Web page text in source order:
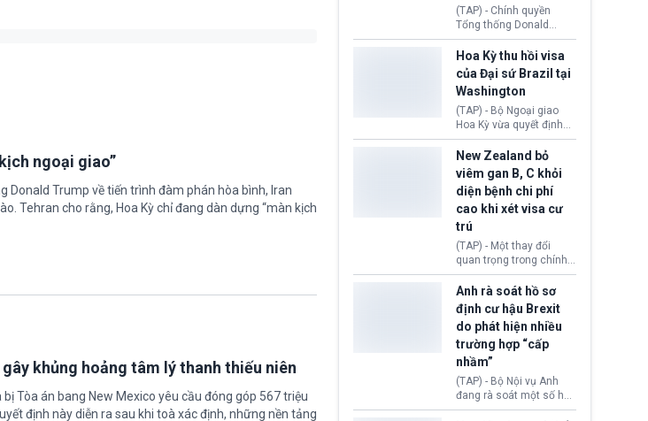
ngoại giao”
Donald Trump về tiến trình đàm phán hòa bình, Iran
Tehran cho rằng, Hoa Kỳ chỉ đang dàn dựng “màn kịch
khủng hoảng tâm lý thanh thiếu niên
Tòa án bang New Mexico yêu cầu đóng góp 567 triệu
định này diễn ra sau khi toà xác định, những nền tảng
(TAP) - Chính quyền
Tổng thống Donald
Trump đã hoàn trả
khoảng 100 tỷ USD thuế
quan từng thu theo Đạo
luật Quyền hạn Kinh tế
Khẩn cấp Quốc tế
(IEEPA). Động thái này
diễn ra sau phán quyết
hồi tháng 2 bởi Tòa án
Tối cao Hoa Kỳ
(SCOTUS) khi tuyên bố,
việc áp thuế diện rộng là
hoàn toàn bất hợp pháp.
Hoa Kỳ thu hồi visa
của Đại sứ Brazil tại
Washington
(TAP) - Bộ Ngoại giao
Hoa Kỳ vừa quyết định
thu hồi thị thực (visa)
của bà Maria Luiza
Ribeiro Viotti - Đại sứ
Brazil tại Washington.
Động thái trên diễn ra
trong bối cảnh tranh
chấp ngoại giao giữa
chính quyền Tổng thống
Donald Trump và chính
phủ cánh tả Tổng thống
da Silva đang leo thang
gay gắt.
New Zealand bỏ
viêm gan B, C khỏi
diện bệnh chi phí
cao khi xét visa cư
trú
(TAP) - Một thay đổi
quan trọng trong chính
sách nhập cư của New
Zealand đang mở ra
thêm cơ hội cho nhiều
người muốn định cư. Từ
nay, người mắc viêm
gan B hoặc viêm gan C
sẽ không còn bị mặc
định không đáp ứng tiêu
chuẩn sức khỏe chỉ vì
chi phí điều trị khi nộp hồ
Anh rà soát hồ sơ
định cư hậu Brexit
do phát hiện nhiều
trường hợp “cấp
nhầm”
(TAP) - Bộ Nội vụ Anh
đang rà soát một số hồ
sơ thuộc Chương trình